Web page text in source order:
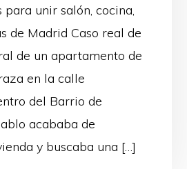
unir salón, cocina,
de Madrid Caso real de
de un apartamento de
en la calle
del Barrio de
acababa de
y buscaba una […]